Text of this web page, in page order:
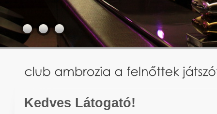
Kedves Látogató!